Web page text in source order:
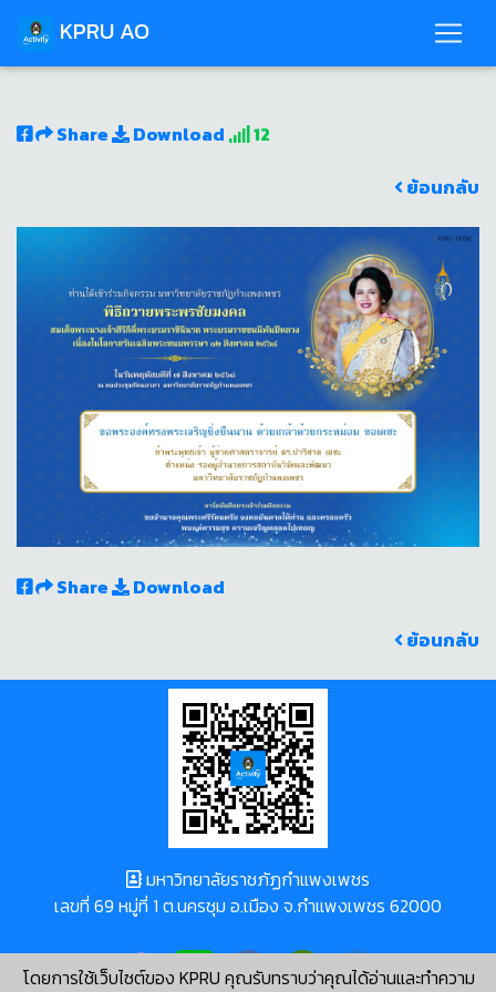
KPRU AO
Share Download
12
ย้อนกลับ
Share
Download
ย้อนกลับ
โดยการใช้เว็บไซต์ของ KPRU คุณรับทราบว่าคุณได้อ่านและทำความ
มหาวิทยาลัยราชภัฏกำแพงเพชร
เลขที่ 69 หมู่ที่ 1 ต.นครชุม อ.เมือง จ.กำแพงเพชร 62000